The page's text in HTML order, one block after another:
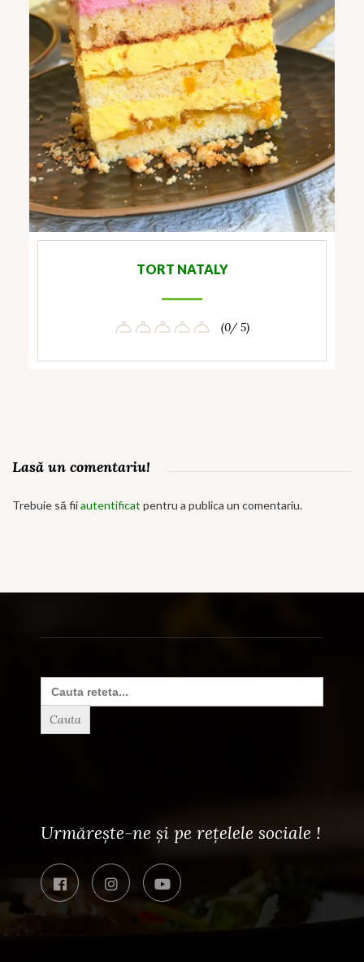
TORT NATALY
(0/ 5)
Lasă un comentariu!
Trebuie să fiiautentificat pentru a publica un comentariu.
Search
for:
Urmărește-ne și pe rețelele sociale !